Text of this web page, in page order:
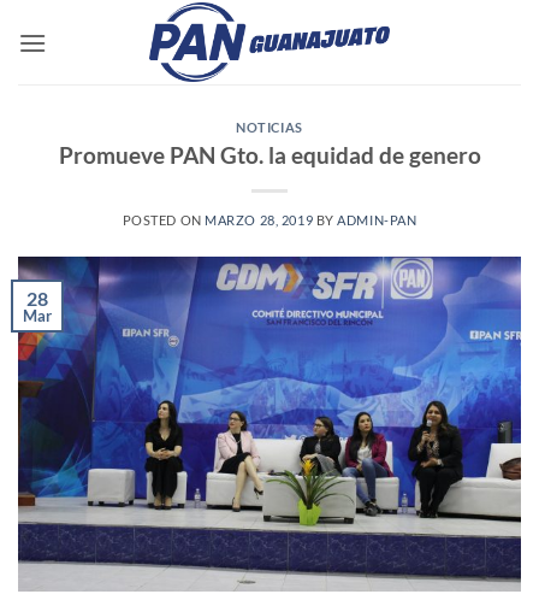
NOTICIAS
Promueve PAN Gto. la equidad de genero
POSTED ON MARZO 28, 2019 BY ADMIN-PAN
28
Mar